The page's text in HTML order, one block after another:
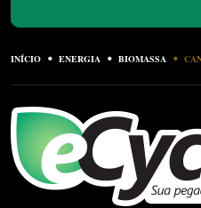
INÍCIO ENERGIA BIOMASSA